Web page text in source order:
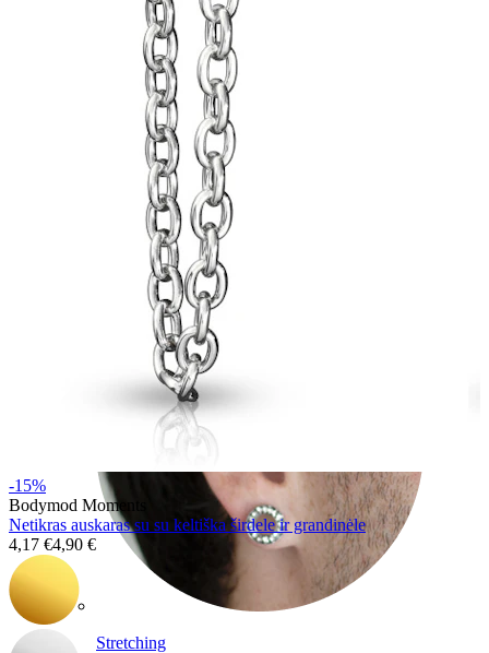
Stretching
-15%
Bodymod Moments
Netikras auskaras su su keltiška širdele ir grandinėle
4,17 €4,90 €